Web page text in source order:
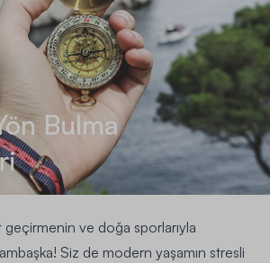
Bulma
ve doğa sporlarıyla
Siz de modern yaşamın stresli